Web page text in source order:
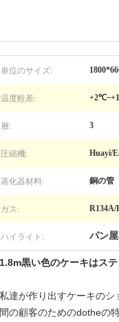
単位のサイズ:
温度較差:
層: 3
圧縮機: Huayi/
蒸化器材料: 銅の管
ガス: R134A/
ハイライト: パン
1.8m黒い色のケーキはス
私達が作り出すケーキの
間の顧客のためのdotheの